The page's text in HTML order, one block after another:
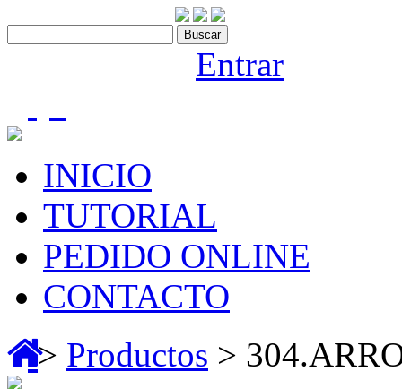
Entrar
INICIO
TUTORIAL
PEDIDO ONLINE
CONTACTO
> Productos >